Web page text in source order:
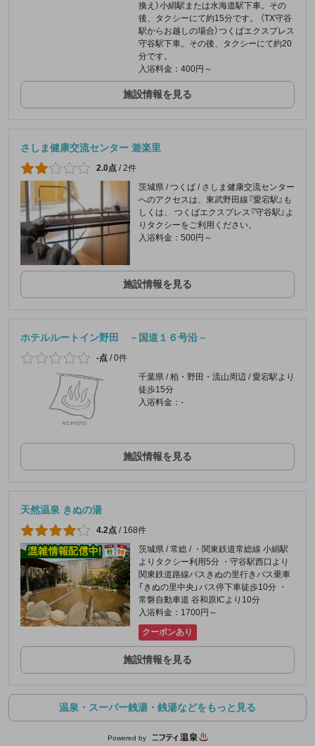
換え）小絹駅または水海道駅下車。その
後、タクシーにて約15分です。 （TX守谷
駅からお越しの場合）つくばエクスプレス
守谷駅下車。その後、タクシーにて約20
分です。
入浴料金：400円～
施設情報を見る
さしま健康交流センター 遊楽里
2.0点 /2件
茨城県 / つくば / さしま健康交流センター
へのアクセスは、東武野田線『愛宕駅』も
しくは、 つくばエクスプレス『守谷駅』よ
りタクシーをご利用ください。
入浴料金：500円～
施設情報を見る
ホテルルートイン野田 －国道１６号沿－
-点 /0件
千葉県 / 柏・野田・流山周辺 / 愛宕駅より
徒歩15分
入浴料金：-
施設情報を見る
天然温泉 きぬの湯
4.2点 / 168件
茨城県 / 常総 / ・関東鉄道常総線 小絹駅
よりタクシー利用5分 ・守谷駅西口より
関東鉄道路線バスきぬの里行きバス乗車
「きぬの里中央」バス停下車徒歩10分 ・
常磐自動車道 谷和原ICより10分
入浴料金：1700円～
クーポンあり
施設情報を見る
温泉・スーパー銭湯・銭湯などをもっと見る
Powered by